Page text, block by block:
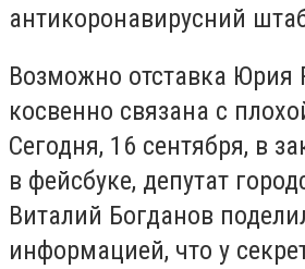
антикоронавирусний
Возможно отставка Юрия
косвенно связана с
Сегодня, 16 сентября, в
в фейсбуке, депутат
Виталий Богданов
информацией, что у